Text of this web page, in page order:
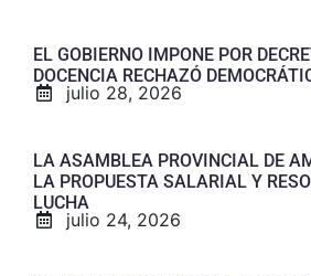
EL GOBIERNO IMPONE POR
DOCENCIA RECHAZÓ
julio 28, 2026
LA ASAMBLEA PROVINCIAL DE
LA PROPUESTA SALARIAL Y
LUCHA
julio 24, 2026